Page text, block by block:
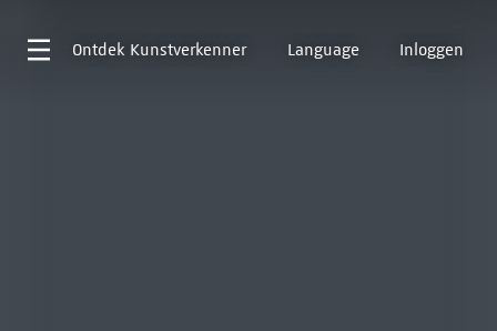
Ontdek Kunstverkenner Language Inloggen